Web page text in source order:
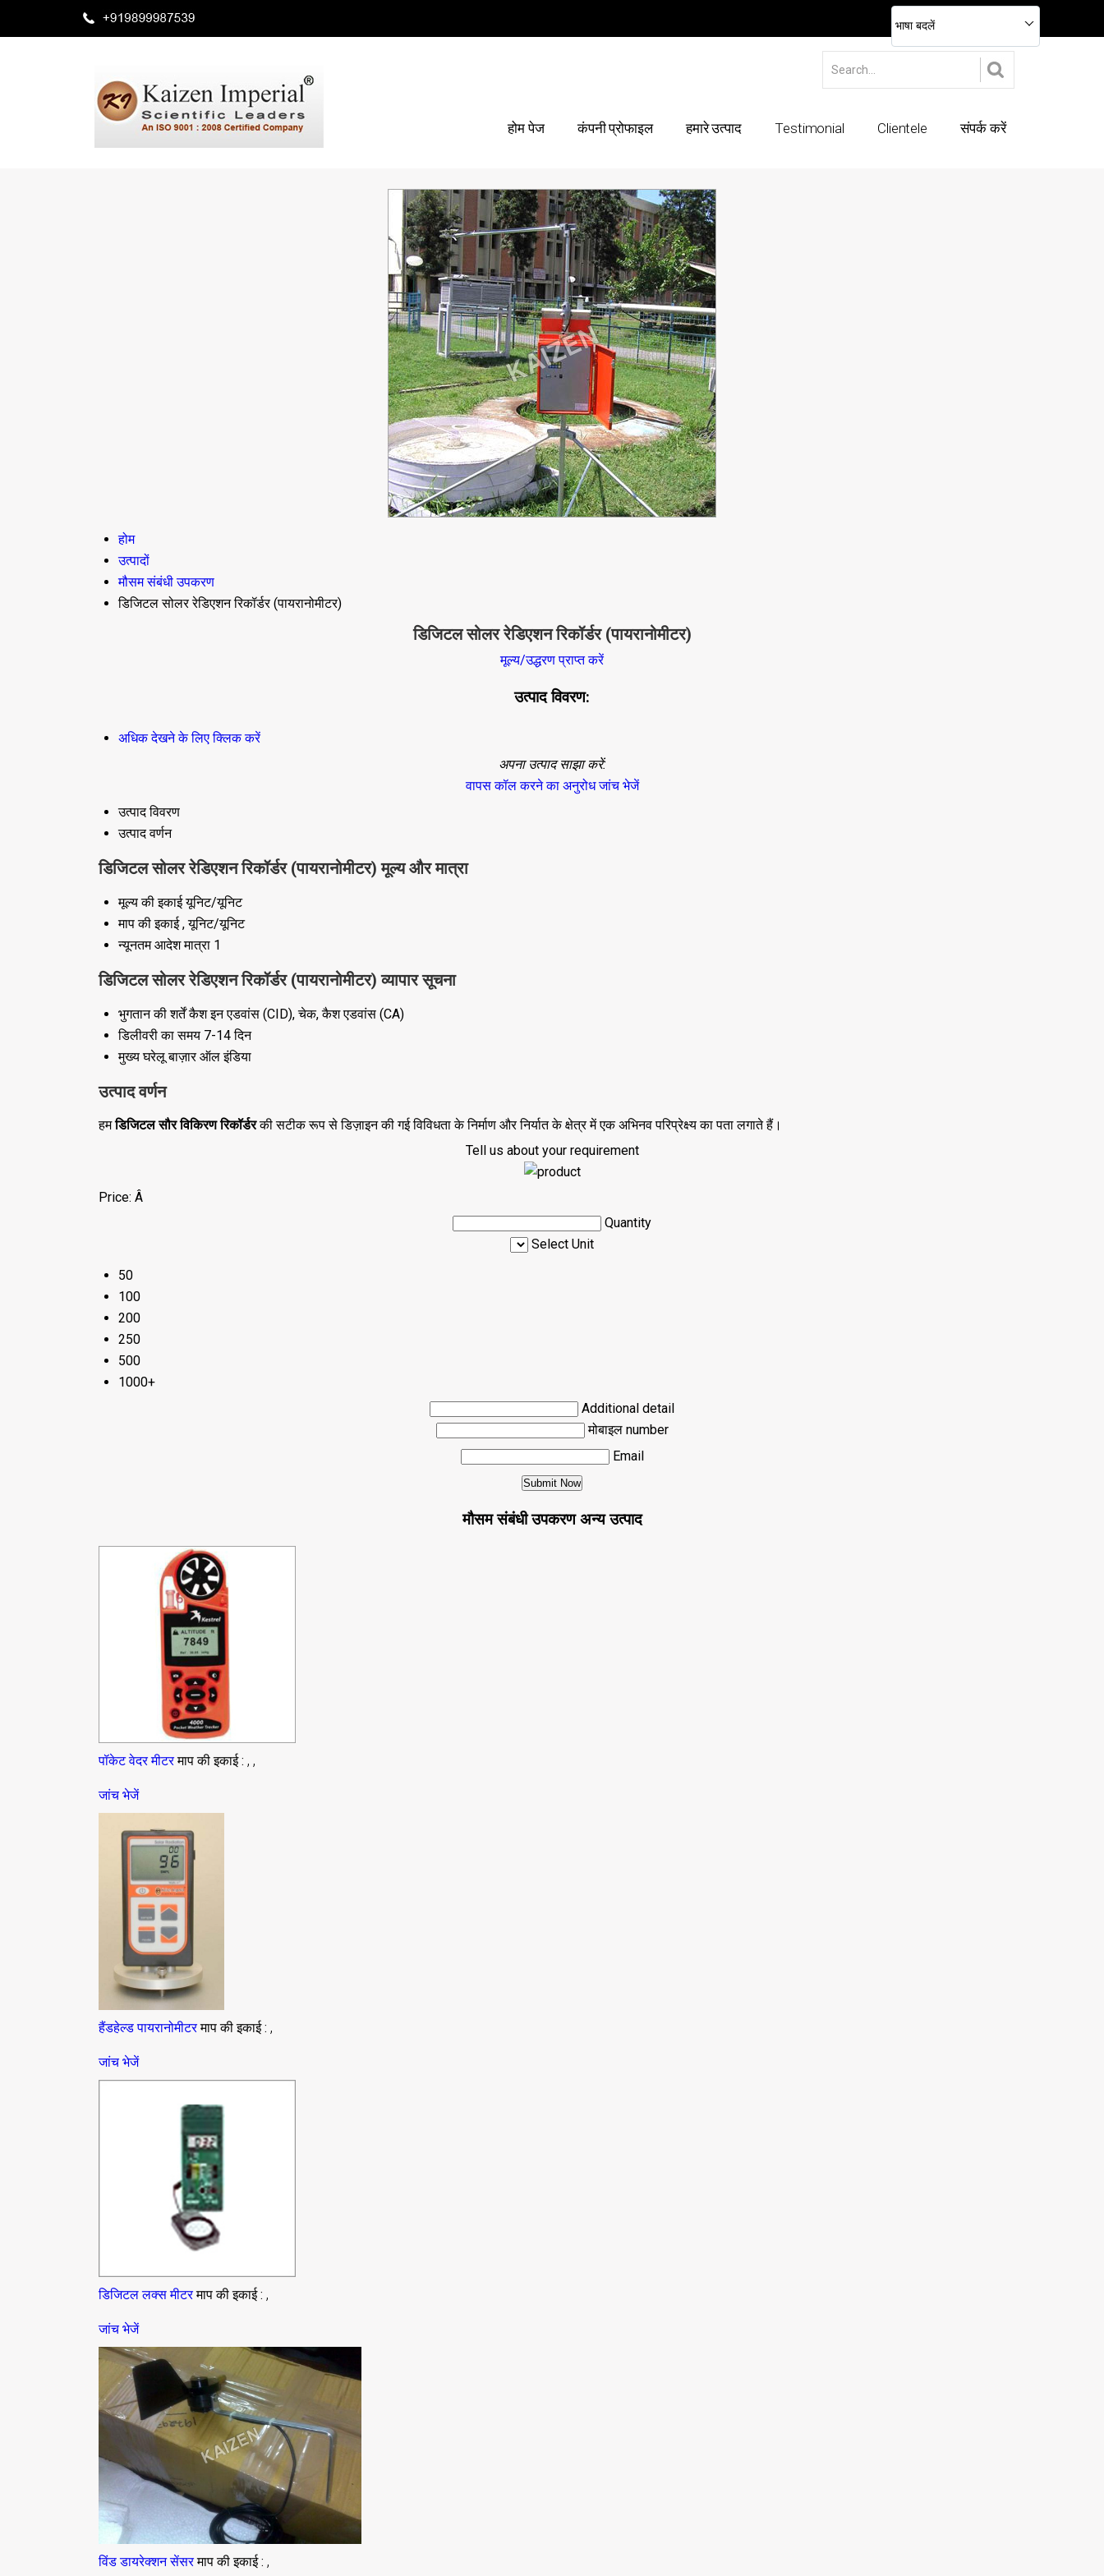
भाषा बदलें
होम पेज कंपनी प्रोफाइल हमारे उत्पाद Testimonial Clientele संपर्क करें
होम
उत्पादों
मौसम संबंधी उपकरण
डिजिटल सोलर रेडिएशन रिकॉर्डर (पायरानोमीटर)
डिजिटल सोलर रेडिएशन रिकॉर्डर (पायरानोमीटर)
मूल्य/उद्धरण प्राप्त करें
उत्पाद विवरण:
अधिक देखने के लिए क्लिक करें
अपना उत्पाद साझा करें:
वापस कॉल करने का अनुरोध जांच भेजें
उत्पाद विवरण
उत्पाद वर्णन
डिजिटल सोलर रेडिएशन रिकॉर्डर (पायरानोमीटर) मूल्य और मात्रा
मूल्य की इकाई यूनिट/यूनिट
माप की इकाई , यूनिट/यूनिट
न्यूनतम आदेश मात्रा 1
डिजिटल सोलर रेडिएशन रिकॉर्डर (पायरानोमीटर) व्यापार सूचना
भुगतान की शर्तें कैश इन एडवांस (CID), चेक, कैश एडवांस (CA)
डिलीवरी का समय 7-14 दिन
मुख्य घरेलू बाज़ार ऑल इंडिया
उत्पाद वर्णन
हमडिजिटल सौर विकिरण रिकॉर्डरकी सटीक रूप से डिज़ाइन की गई विविधता के निर्माण और निर्यात के क्षेत्र में एक अभिनव परिप्रेक्ष्य का पता लगाते हैं।
Tell us about your requirement
Price: Â
Quantity
Select Unit
50
100
200
250
500
1000+
Additional detail
मोबाइल number
Email
मौसम संबंधी उपकरण अन्य उत्पाद
पॉकेट वेदर मीटर माप की इकाई : , ,
जांच भेजें
हैंडहेल्ड पायरानोमीटर माप की इकाई : ,
जांच भेजें
डिजिटल लक्स मीटर माप की इकाई : ,
जांच भेजें
विंड डायरेक्शन सेंसर माप की इकाई : ,